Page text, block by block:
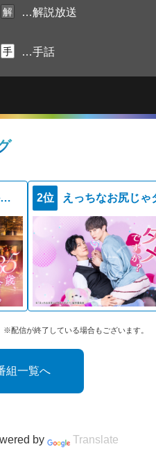
解 …解説放送
手 …手話
３５歳、今さら恋とかありえない 2位
※配信が終了している場合もございます。
組一覧へ
by Translate